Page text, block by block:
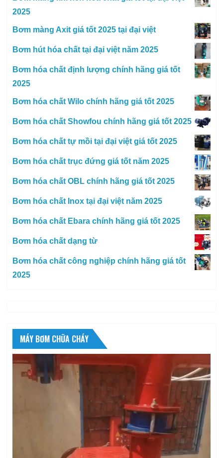
2025
Bơm màng Axit giá tốt 2025 tại đại việt
Bơm hút hóa chất tại đại việt năm 2025
Bơm hóa chất định lượng chính hãng giá tốt
2025
Bơm hóa chất Wilo chính hãng giá tốt 2025
Bơm hóa chất Showfou chính hãng giá tốt 2025
Bơm hóa chất tự mồi tại đại việt giá tốt 2025
Bơm hóa chất trục đứng giá tốt năm 2025
Bơm hóa chất OBL chính hãng giá tốt 2025
Bơm hóa chất Inox tại đại việt năm 2025
Bơm hóa chất Ebara chính hãng giá tốt 2025
Bơm hóa chất dạng từ
Bơm hóa chất công nghiệp chính hãng giá tốt
2025
MÁY BƠM CHỮA CHÁY
Trình
chơi